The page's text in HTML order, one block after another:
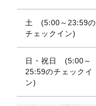
土 (5:00～23:59の
チェックイン)
日・祝日 (5:00～
25:59のチェックイ
ン)